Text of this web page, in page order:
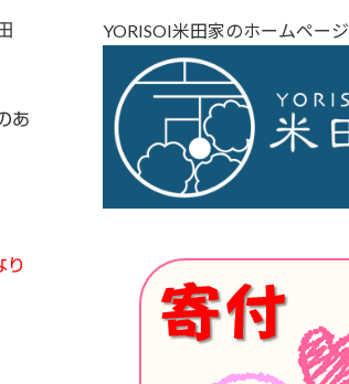
あ
り
YORISOI米田家のホームページ